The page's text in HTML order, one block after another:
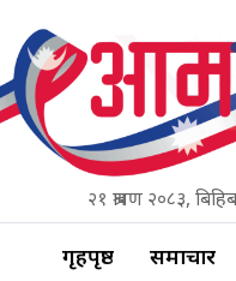
२१ श्रावण २०८३,
गृहपृष्ठ समाचार